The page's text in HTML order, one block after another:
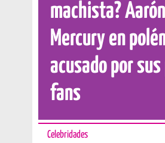
machista? Aarón
Mercury en
acusado por
fans
Celebridades